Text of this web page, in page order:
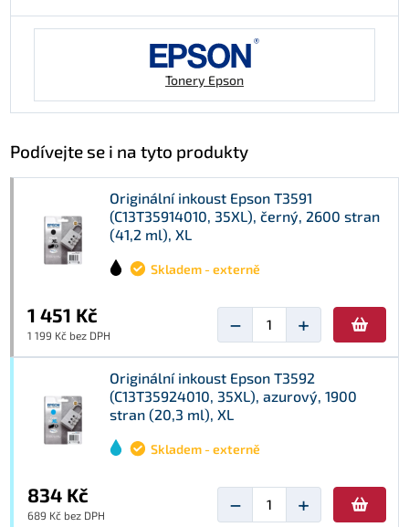
Tonery Epson
Podívejte se i na tyto produkty
Originální inkoust Epson T3591
(C13T35914010, 35XL), černý, 2600 stran
(41,2 ml), XL
Skladem - externě
1 451 Kč
1 199 Kč bez DPH − +
Originální inkoust Epson T3592
(C13T35924010, 35XL), azurový, 1900
stran (20,3 ml), XL
Skladem - externě
834 Kč
689 Kč bez DPH − +